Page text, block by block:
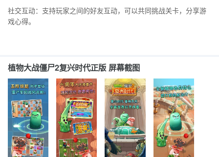
社交互动：支持玩家之间的好友互动，可以共同挑战关卡，分享游
戏心得。
植物大战僵尸2复兴时代正版 屏幕截图